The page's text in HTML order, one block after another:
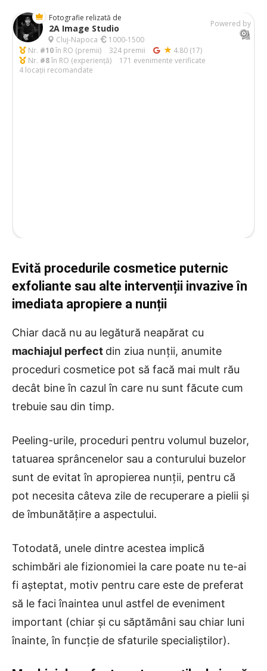
Evită procedurile cosmetice puternic
exfoliante sau alte intervenții invazive în
imediata apropiere a nunții
Chiar dacă nu au legătură neapărat cu
machiajul perfect din ziua nunții, anumite
proceduri cosmetice pot să facă mai mult rău
decât bine în cazul în care nu sunt făcute cum
trebuie sau din timp.
Peeling-urile, proceduri pentru volumul buzelor,
tatuarea sprâncenelor sau a conturului buzelor
sunt de evitat în apropierea nunții, pentru că
pot necesita câteva zile de recuperare a pielii și
de îmbunătățire a aspectului.
Totodată, unele dintre acestea implică
schimbări ale fizionomiei la care poate nu te-ai
fi așteptat, motiv pentru care este de preferat
să le faci înaintea unul astfel de eveniment
important (chiar și cu săptămâni sau chiar luni
înainte, în funcție de sfaturile specialiștilor).